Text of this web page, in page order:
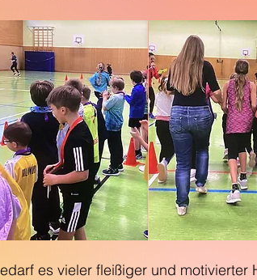
es vieler fleißiger und motivierter